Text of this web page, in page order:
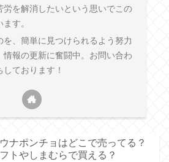
労を解消したいという思いでこの
す。
を、簡単に見つけられるよう努力
情報の更新に奮闘中。お問い合わ
ております！
ナポンチョはどこで売ってる？
トやしまむらで買える？